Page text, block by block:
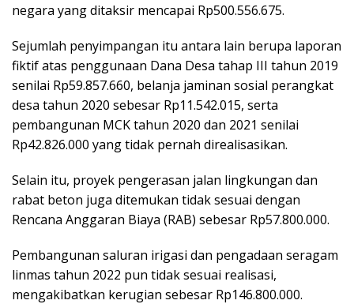
negara yang ditaksir mencapai Rp500.556.675.
Sejumlah penyimpangan itu antara lain berupa laporan
fiktif atas penggunaan Dana Desa tahap III tahun 2019
senilai Rp59.857.660, belanja jaminan sosial perangkat
desa tahun 2020 sebesar Rp11.542.015, serta
pembangunan MCK tahun 2020 dan 2021 senilai
Rp42.826.000 yang tidak pernah direalisasikan.
Selain itu, proyek pengerasan jalan lingkungan dan
rabat beton juga ditemukan tidak sesuai dengan
Rencana Anggaran Biaya (RAB) sebesar Rp57.800.000.
Pembangunan saluran irigasi dan pengadaan seragam
linmas tahun 2022 pun tidak sesuai realisasi,
mengakibatkan kerugian sebesar Rp146.800.000.